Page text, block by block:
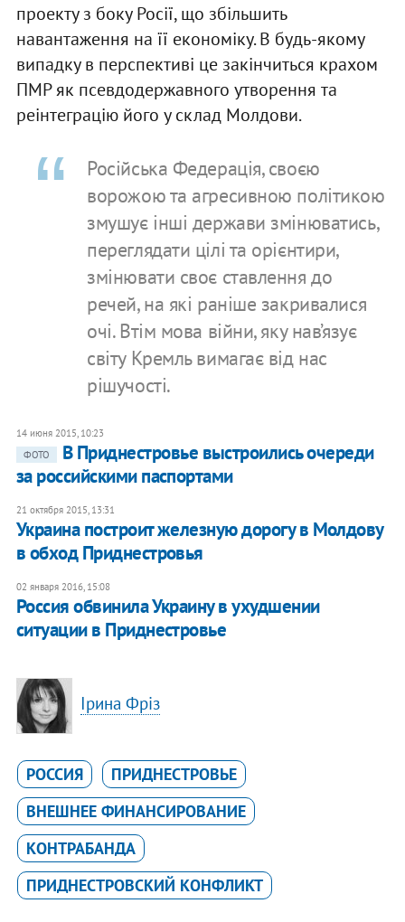
проекту з боку Росії, що збільшить
навантаження на її економіку. В будь-якому
випадку в перспективі це закінчиться крахом
ПМР як псевдодержавного утворення та
реінтеграцію його у склад Молдови.
Російська Федерація, своєю
ворожою та агресивною політикою
змушує інші держави змінюватись,
переглядати цілі та орієнтири,
змінювати своє ставлення до
речей, на які раніше закривалися
очі. Втім мова війни, яку нав’язує
світу Кремль вимагає від нас
рішучості.
14 июня 2015, 10:23
ФОТО
В Приднестровье выстроились очереди
за российскими паспортами
21 октября 2015, 13:31
Украина построит железную дорогу в Молдову
в обход Приднестровья
02 января 2016, 15:08
Россия обвинила Украину в ухудшении
ситуации в Приднестровье
Ірина Фріз
РОССИЯ
ПРИДНЕСТРОВЬЕ
ВНЕШНЕЕ ФИНАНСИРОВАНИЕ
КОНТРАБАНДА
ПРИДНЕСТРОВСКИЙ КОНФЛИКТ